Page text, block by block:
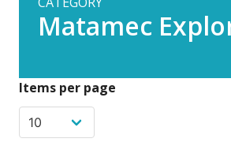
Matamec
Items per page